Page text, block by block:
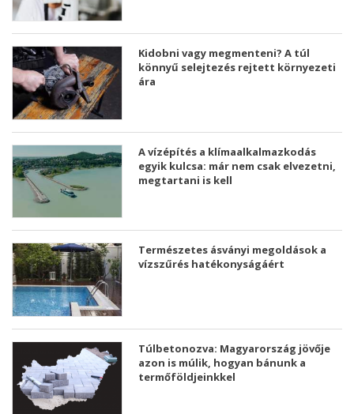
Kidobni vagy megmenteni? A túl
könnyű selejtezés rejtett környezeti
ára
A vízépítés a klímaalkalmazkodás
egyik kulcsa: már nem csak elvezetni,
megtartani is kell
Természetes ásványi megoldások a
vízszűrés hatékonyságáért
Túlbetonozva: Magyarország jövője
azon is múlik, hogyan bánunk a
termőföldjeinkkel